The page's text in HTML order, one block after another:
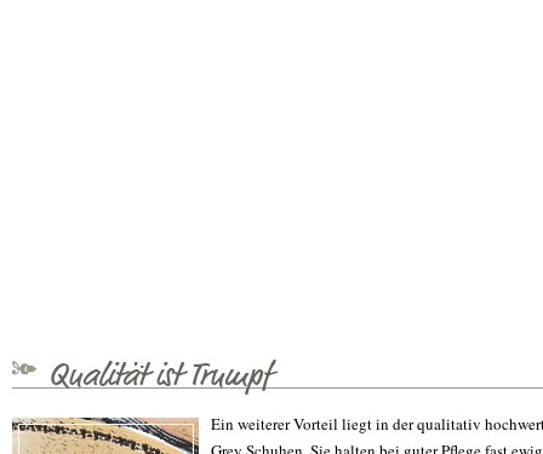
Qualität ist Trumpf
Ein weiterer Vorteil liegt in der qualitativ